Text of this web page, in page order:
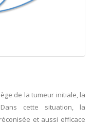
de la tumeur initiale, la
cette situation, la
et aussi efficace